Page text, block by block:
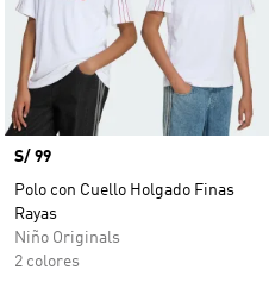
Precio
S/ 99
Polo con Cuello Holgado Finas
Rayas
Niño Originals
2 colores